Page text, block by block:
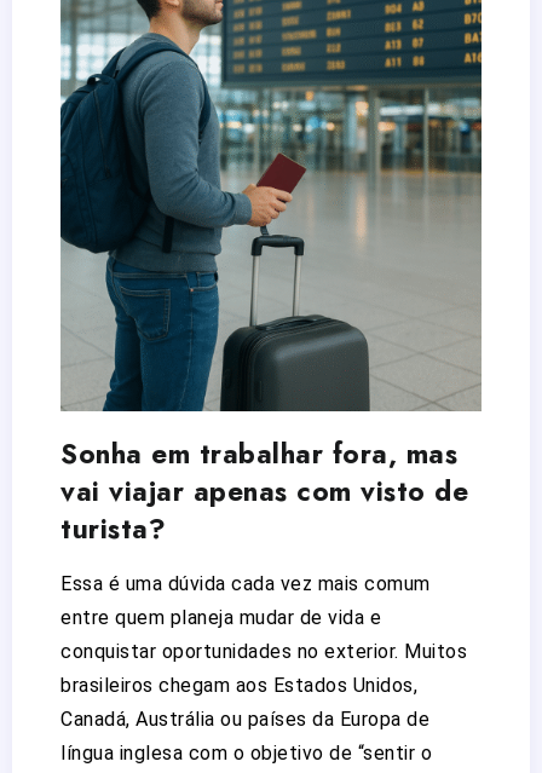
Sonha em trabalhar fora, mas
vai viajar apenas com visto de
turista?
Essa é uma dúvida cada vez mais comum
entre quem planeja mudar de vida e
conquistar oportunidades no exterior. Muitos
brasileiros chegam aos Estados Unidos,
Canadá, Austrália ou países da Europa de
língua inglesa com o objetivo de “sentir o